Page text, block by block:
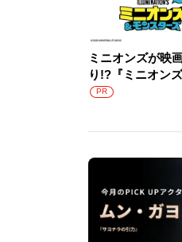
ミニオンズが映
り!?『ミニオン
PR